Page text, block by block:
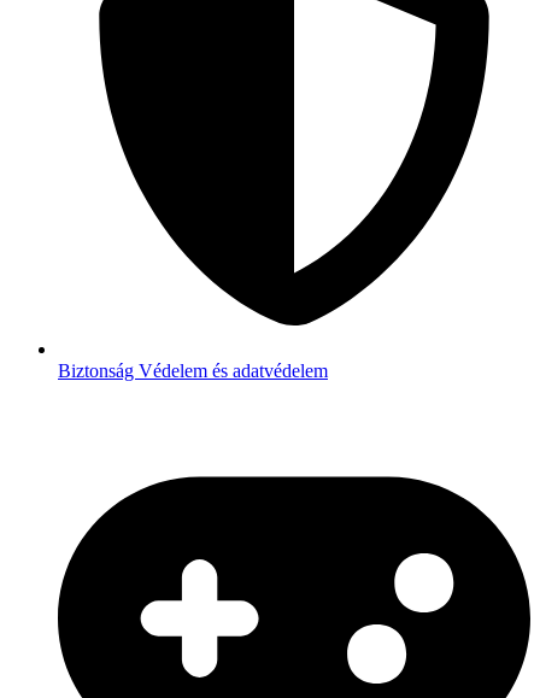
Biztonság Védelem és adatvédelem